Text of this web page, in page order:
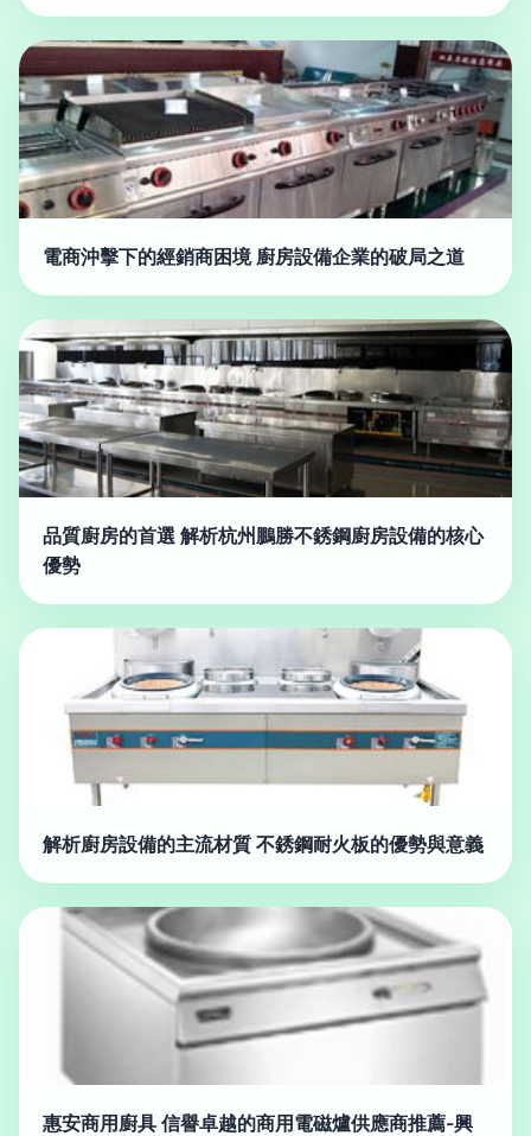
電商沖擊下的經銷商困境 廚房設備企業的破局之道
品質廚房的首選 解析杭州鵬勝不銹鋼廚房設備的核心
優勢
解析廚房設備的主流材質 不銹鋼耐火板的優勢與意義
惠安商用廚具 信譽卓越的商用電磁爐供應商推薦-興